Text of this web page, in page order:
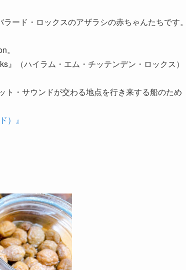
ード・ロックスのアザラシの赤ちゃんたちです
（ハイラム・エム・チッテンデン・ロックス）
・サウンドが交わる地点を行き来する船のため
）』